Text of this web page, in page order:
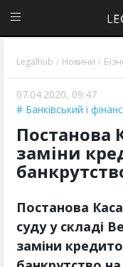
Legalhub / Новини /
07.04.2020, 09:47
Банківський і
заміни
Постанова
суду у складі
заміни